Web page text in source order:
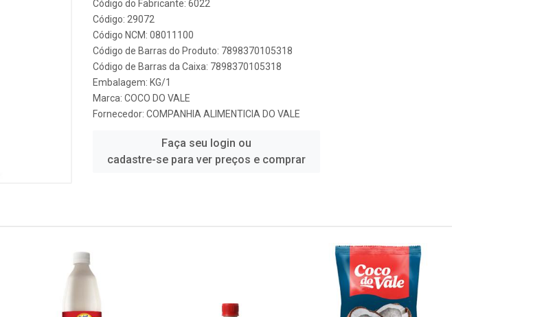
Código do Fabricante: 6022
Código: 29072
Código NCM: 08011100
Código de Barras do Produto: 7898370105318
Código de Barras da Caixa: 7898370105318
Embalagem: KG/1
Marca: COCO DO VALE
Fornecedor: COMPANHIA ALIMENTICIA DO VALE
Faça seu login ou
cadastre-se para ver preços e comprar